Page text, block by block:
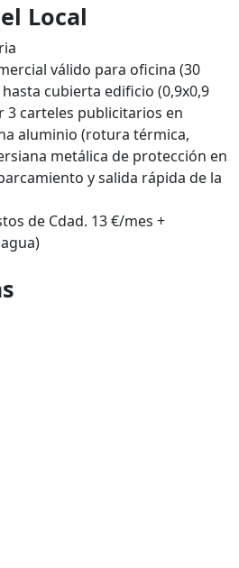
Local
válido para oficina (30
hasta cubierta edificio (0,9x0,9
3 carteles publicitarios en
aluminio (rotura térmica,
metálica de protección en
y salida rápida de la
de Cdad. 13 €/mes +